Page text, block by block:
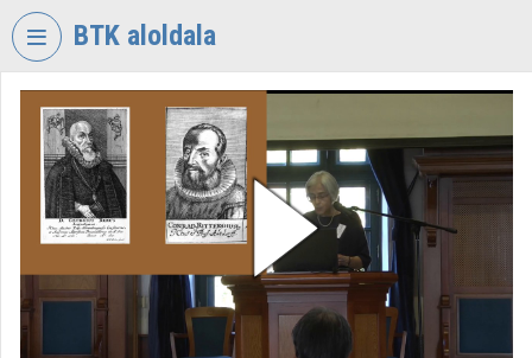
Skip header
BTK aloldala
VIDEO TORIUM
RESEARCH
CENTRE
FOR
THE
HUMANTITIES
Organization home